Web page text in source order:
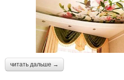
читать дальше →